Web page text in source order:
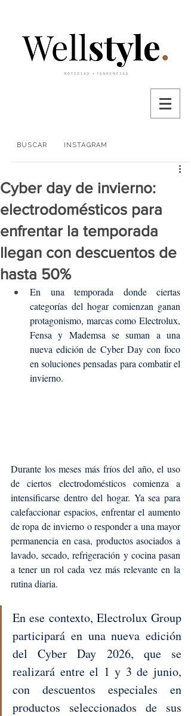
BUSCAR INSTAGRAM
Cyber day de invierno:
electrodomésticos para
enfrentar la temporada
llegan con descuentos de
hasta 50%
En una temporada donde ciertas
categorías del hogar comienzan ganan
protagonismo, marcas como Electrolux,
Fensa y Mademsa se suman a una
nueva edición de Cyber Day con foco
en soluciones pensadas para combatir el
invierno.
Durante los meses más fríos del año, el uso
de ciertos electrodomésticos comienza a
intensificarse dentro del hogar. Ya sea para
calefaccionar espacios, enfrentar el aumento
de ropa de invierno o responder a una mayor
permanencia en casa, productos asociados a
lavado, secado, refrigeración y cocina pasan
a tener un rol cada vez más relevante en la
rutina diaria.
En ese contexto, Electrolux Group
participará en una nueva edición
del Cyber Day 2026, que se
realizará entre el 1 y 3 de junio,
con descuentos especiales en
productos seleccionados de sus